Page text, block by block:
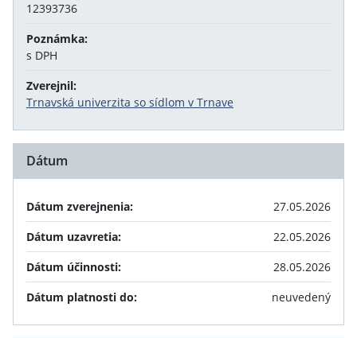
12393736
Poznámka:
s DPH
Zverejnil:
Trnavská univerzita so sídlom v Trnave
Dátum
Dátum zverejnenia:
27.05.2026
Dátum uzavretia:
22.05.2026
Dátum účinnosti:
28.05.2026
Dátum platnosti do:
neuvedený